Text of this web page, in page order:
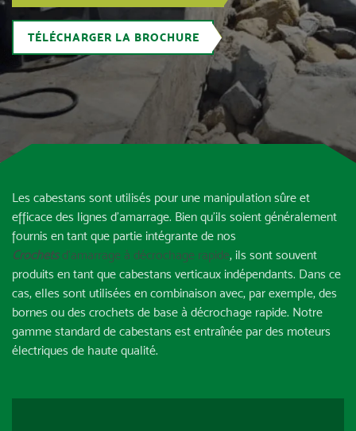
TÉLÉCHARGER LA BROCHURE
Les cabestans sont utilisés pour une manipulation sûre et
efficace des lignes d’amarrage. Bien qu’ils soient généralement
fournis en tant que partie intégrante de nos
Crochetsd’amarrage à décrochage rapide, ils sont souvent
produits en tant que cabestans verticaux indépendants. Dans ce
cas, elles sont utilisées en combinaison avec, par exemple, des
bornes ou des crochets de base à décrochage rapide. Notre
gamme standard de cabestans est entraînée par des moteurs
électriques de haute qualité.